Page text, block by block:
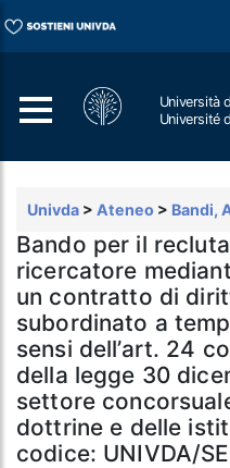
Università
Université
Univda > Ateneo > Bandi,
Bando per il
ricercatore
un contratto di
subordinato a
sensi dell’art. 24
della legge 30
settore
dottrine e delle
codice: UNIVDA/